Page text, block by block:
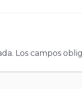
Los campos